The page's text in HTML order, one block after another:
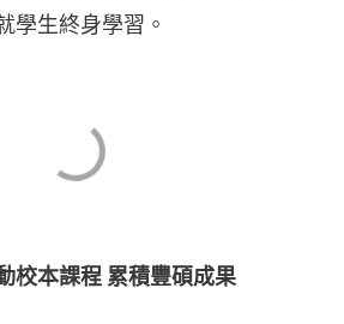
學生終身學習。
校本課程 累積豐碩成果